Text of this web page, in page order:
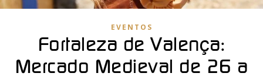
EVENTOS
Fortaleza de Valença:
Mercado Medieval de 26 a